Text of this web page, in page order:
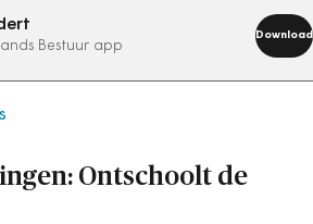
Bestuur app
Download
nu
Ontschoolt de